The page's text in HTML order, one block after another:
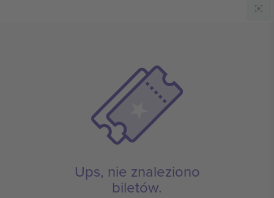
Ups, nie znaleziono
biletów.